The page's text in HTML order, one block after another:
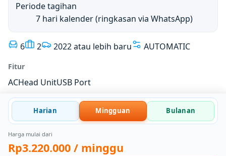
Periode tagihan
7 hari kalender (ringkasan via WhatsApp)
6 2 2022 atau lebih baru AUTOMATIC
Fitur
ACHead UnitUSB Port
Harian Mingguan Bulanan
Harga mulai dari
Rp3.220.000 / minggu